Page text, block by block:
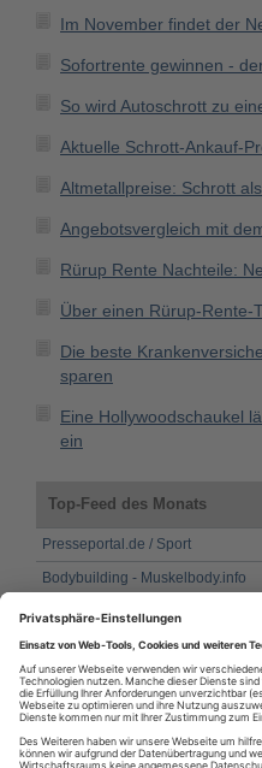
Im November findet der
Sofortrente gewinnen -
So wird Autoschrott zu
Aktuelle Schrott-Ankauf-
Altmetallpreise: Schrott
Angebotsvergleich mit
Rürup Rente Nachteile:
Über einen Rürup-Rente-
Die beste
sparen
Eine Hollywoodschaukel
ein
Top-Feed des Monats
Presseportal.de / Sport
Bodybuilding - Muskelbody.info
Presseportal.de / Sport
My Presseportal.de
Presseportal.de Sport
My Presseportal.de
Presseportal.de Sport